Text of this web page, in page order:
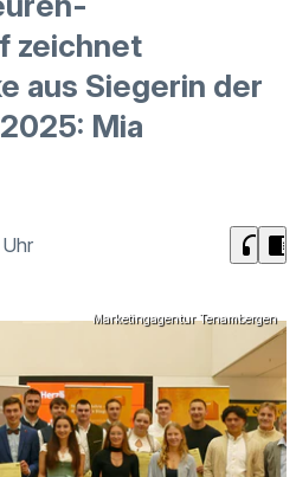
zeichnet
aus Siegerin der
Mia
Uhr headphones chrome_reader_mode
Marketingagentur Tenambergen